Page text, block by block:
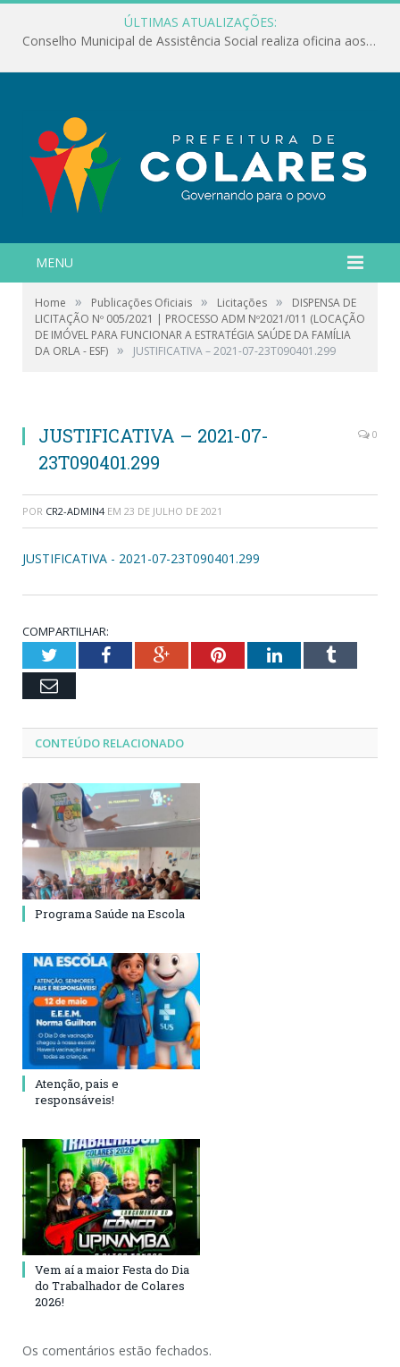
ÚLTIMAS ATUALIZAÇÕES:
Conselho Municipal de Assistência Social realiza oficina aos servidores
MENU
Home » Publicações Oficiais » Licitações »
DISPENSA DE
LICITAÇÃO Nº 005/2021 | PROCESSO ADM Nº2021/011 (LOCAÇÃO
DE IMÓVEL PARA FUNCIONAR A ESTRATÉGIA SAÚDE DA FAMÍLIA
DA ORLA - ESF) » JUSTIFICATIVA – 2021-07-23T090401.299
JUSTIFICATIVA – 2021-07-
23T090401.299
0
POR CR2-ADMIN4 EM 23 DE JULHO DE 2021
JUSTIFICATIVA - 2021-07-23T090401.299
COMPARTILHAR:
TwitterFacebookGoogle+PinterestLinkedInTumblr
Email
CONTEÚDO RELACIONADO
Programa Saúde na Escola
Atenção, pais e
responsáveis!
Vem aí a maior Festa do Dia
do Trabalhador de Colares
2026!
Os comentários estão fechados.